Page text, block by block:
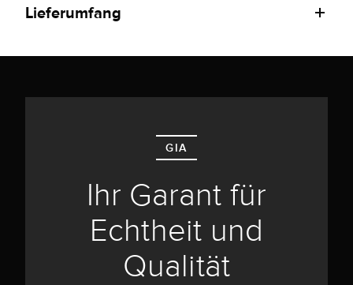
Lieferumfang
GIA
Ihr Garant für
Echtheit und
Qualität